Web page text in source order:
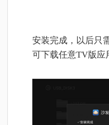
安装完成，以后只
可下载任意TV版应